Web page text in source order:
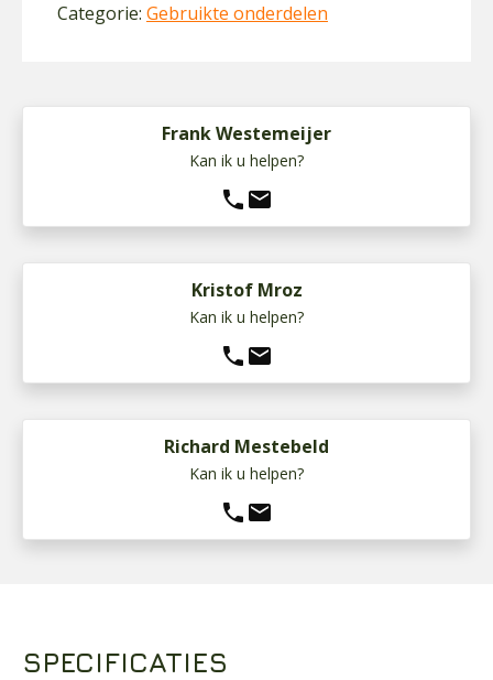
Categorie: Gebruikte onderdelen
Frank Westemeijer
Kan ik u helpen?
phone mail
Kristof Mroz
Kan ik u helpen?
phone mail
Richard Mestebeld
Kan ik u helpen?
phone mail
SPECIFICATIES